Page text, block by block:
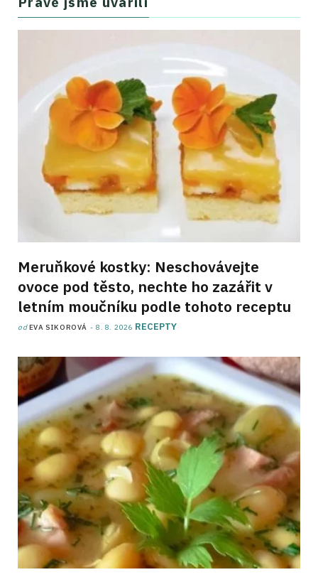
Meruňkové kostky: Neschovávejte
ovoce pod těsto, nechte ho zazářit v
letním moučníku podle tohoto receptu
odEVA SIKOROVÁ 8. 8. 2026 RECEPTY